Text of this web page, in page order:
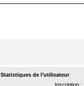
Statistiques de l’utilisateur
Inscription :